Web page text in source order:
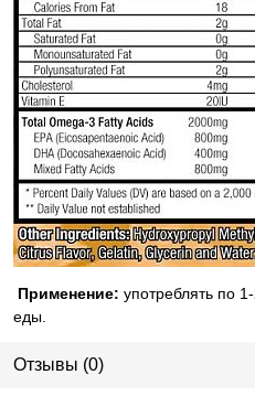
Применение: употреблять по
еды.
Отзывы (0)